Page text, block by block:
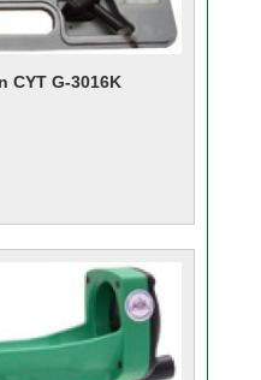
CYT G-3016K